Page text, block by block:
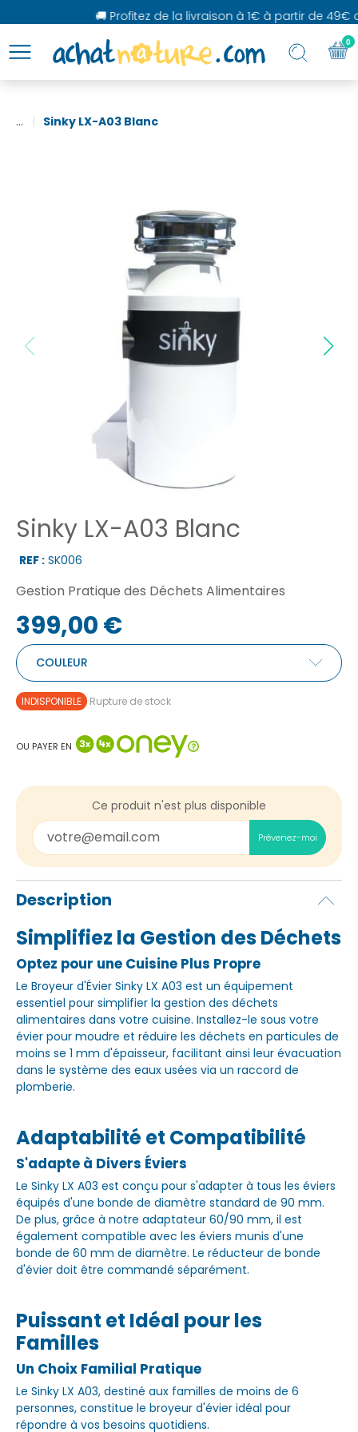
🚚 Profitez de la livraison à 1€ à partir de 49€
... Sinky LX-A03 Blanc
Sinky LX-A03 Blanc
REF : SK006
Gestion Pratique des Déchets Alimentaires
399,00 €
COULEUR
INDISPONIBLE Rupture de stock
OU PAYER EN
Ce produit n'est plus disponible
Prévenez-moi
Description
Simplifiez la Gestion des Déchets
Optez pour une Cuisine Plus Propre
Le Broyeur d'Évier Sinky LX A03 est un équipement
essentiel pour simplifier la gestion des déchets
alimentaires dans votre cuisine. Installez-le sous votre
évier pour moudre et réduire les déchets en particules de
moins se 1 mm d'épaisseur, facilitant ainsi leur évacuation
dans le système des eaux usées via un raccord de
plomberie.
Adaptabilité et Compatibilité
S'adapte à Divers Éviers
Le Sinky LX A03 est conçu pour s'adapter à tous les éviers
équipés d'une bonde de diamètre standard de 90 mm.
De plus, grâce à notre adaptateur 60/90 mm, il est
également compatible avec les éviers munis d'une
bonde de 60 mm de diamètre. Le réducteur de bonde
d'évier doit être commandé séparément.
Puissant et Idéal pour les
Familles
Un Choix Familial Pratique
Le Sinky LX A03, destiné aux familles de moins de 6
personnes, constitue le broyeur d'évier idéal pour
répondre à vos besoins quotidiens.
0